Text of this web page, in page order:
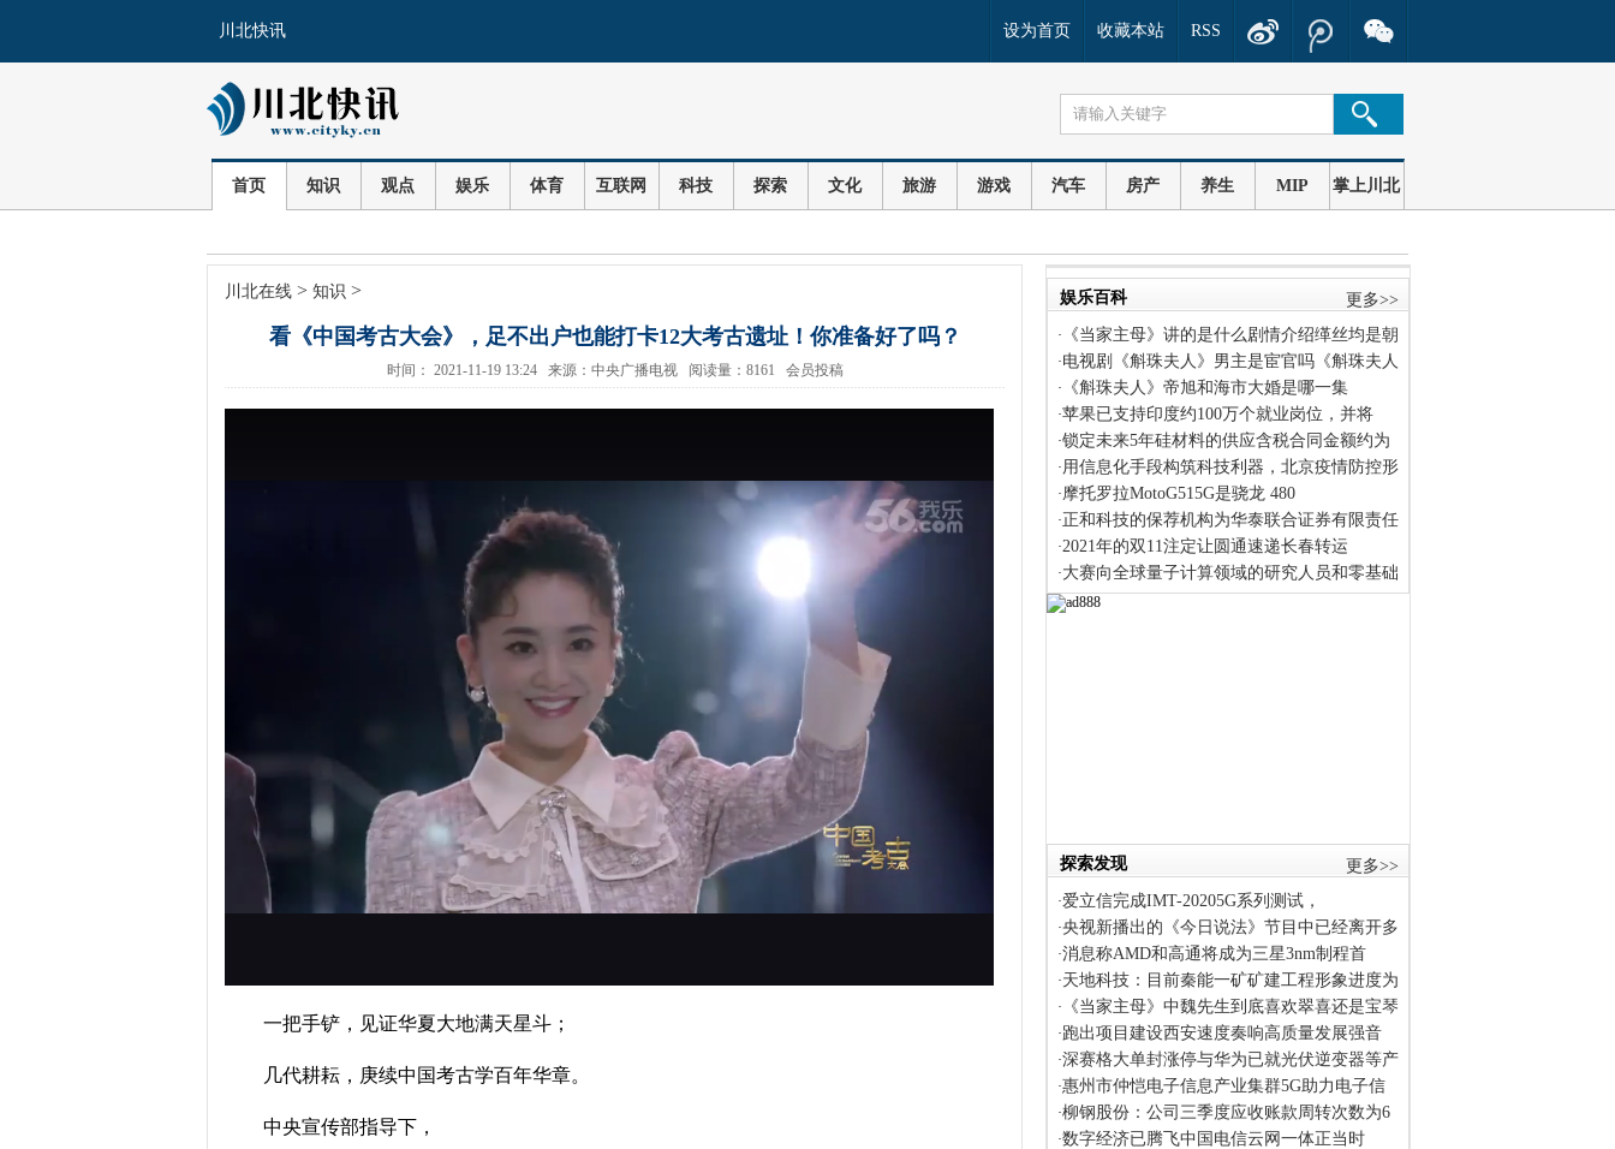
川北快讯 RSS
收藏本站
设为首页
首页 知识 观点 娱乐 体育 互联网 科技 探索 文化 旅游 游戏 汽车 房产 养生 MIP 掌上川北
川北在线> 知识 >
看《中国考古大会》，足不出户也能打卡12大考古遗址！你准备好了吗？
时间： 2021-11-19 13:24 来源：中央广播电视 阅读量：8161 会员投稿
一把手铲，见证华夏大地满天星斗；
几代耕耘，庚续中国考古学百年华章。
中央宣传部指导下，
娱乐百科 更多>>
· 《当家主母》讲的是什么剧情介绍缂丝均是朝
·电视剧《斛珠夫人》男主是宦官吗《斛珠夫人
· 《斛珠夫人》帝旭和海市大婚是哪一集
·苹果已支持印度约100万个就业岗位，并将
·锁定未来5年硅材料的供应含税合同金额约为
·用信息化手段构筑科技利器，北京疫情防控形
·摩托罗拉MotoG515G是骁龙 480
·正和科技的保荐机构为华泰联合证券有限责任
·2021年的双11注定让圆通速递长春转运
·大赛向全球量子计算领域的研究人员和零基础
探索发现 更多>>
·爱立信完成IMT-20205G系列测试，
·央视新播出的《今日说法》节目中已经离开多
·消息称AMD和高通将成为三星3nm制程首
·天地科技：目前秦能一矿矿建工程形象进度为
· 《当家主母》中魏先生到底喜欢翠喜还是宝琴
·跑出项目建设西安速度奏响高质量发展强音
·深赛格大单封涨停与华为已就光伏逆变器等产
·惠州市仲恺电子信息产业集群5G助力电子信
·柳钢股份：公司三季度应收账款周转次数为6
·数字经济已腾飞中国电信云网一体正当时